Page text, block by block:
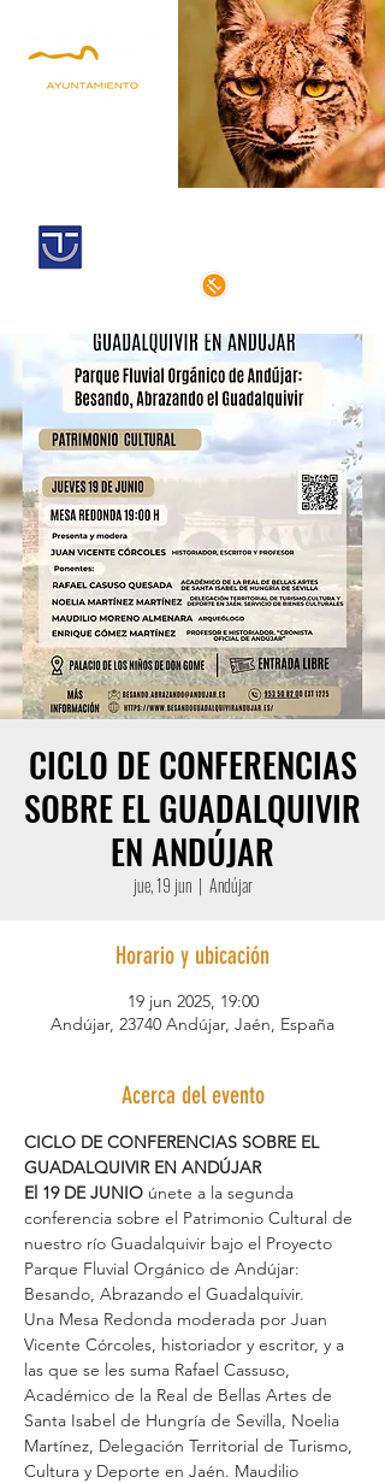
CICLO DE CONFERENCIAS
SOBRE EL GUADALQUIVIR
EN ANDÚJAR
jue, 19 jun
  |
Andújar
Horario y ubicación
19 jun 2025, 19:00
Andújar, 23740 Andújar, Jaén, España
Acerca del evento
CICLO DE CONFERENCIAS SOBRE EL
GUADALQUIVIR EN ANDÚJAR
El 19 DE JUNIO únete a la segunda
conferencia sobre el Patrimonio Cultural de
nuestro río Guadalquivir bajo el Proyecto
Parque Fluvial Orgánico de Andújar:
Besando, Abrazando el Guadalquivir.
Una Mesa Redonda moderada por Juan
Vicente Córcoles, historiador y escritor, y a
las que se les suma Rafael Cassuso,
Académico de la Real de Bellas Artes de
Santa Isabel de Hungría de Sevilla, Noelia
Martínez, Delegación Territorial de Turismo,
Cultura y Deporte en Jaén. Maudilio